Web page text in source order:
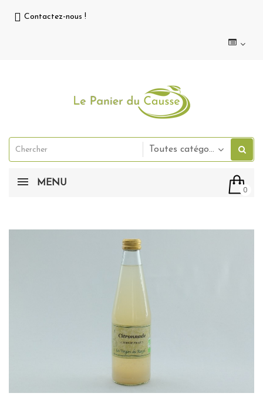
Contactez-nous !
Toutes catégories
0
MENU